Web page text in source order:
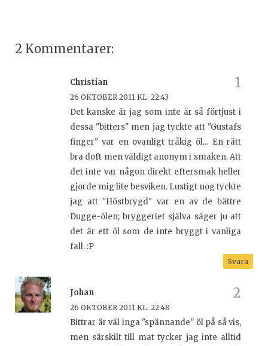
2 Kommentarer:
Christian
26 OKTOBER 2011 KL. 22:43
Det kanske är jag som inte är så förtjust i
dessa "bitters" men jag tyckte att "Gustafs
finger" var en ovanligt tråkig öl... En rätt
bra doft men väldigt anonym i smaken. Att
det inte var någon direkt eftersmak heller
gjorde mig lite besviken. Lustigt nog tyckte
jag att "Höstbrygd" var en av de bättre
Dugge-ölen; bryggeriet själva säger ju att
det är ett öl som de inte bryggt i vanliga
fall. :P
Svara
Johan
26 OKTOBER 2011 KL. 22:48
Bittrar är väl inga "spännande" öl på så vis,
men särskilt till mat tycker jag inte alltid